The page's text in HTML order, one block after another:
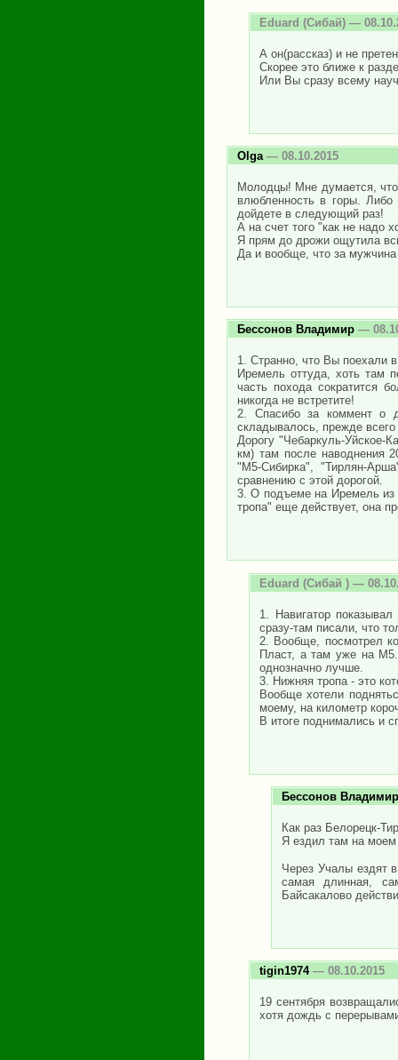
Eduard (Сибай) —
А он(рассказ) и не
Скорее это ближе к
Или Вы сразу всему
Olga — 08.10.2015
Молодцы! Мне думается, что
влюбленность в горы.
дойдете в следующий раз!
А на счет того "как не надо
Я прям до дрожи ощутила
Да и вообще, что за мужчина
Бессонов Владимир —
1. Странно, что Вы поехали
Иремель оттуда, хоть там
часть похода сократится
никогда не встретите!
2. Спасибо за коммент о
складывалось, прежде
Дорогу "Чебаркуль-Уйское-
км) там после наводнения
"М5-Сибирка", "Тирлян-
сравнению с этой дорогой.
3. О подъеме на Иремель
тропа" еще действует, она
Eduard (Сибай ) —
1. Навигатор
сразу-там писали, что
2. Вообще, посмотрел
Пласт, а там уже на
однозначно лучше.
3. Нижняя тропа - это
Вообще хотели
моему, на километр
В итоге поднимались и
Бессонов Владимир
Как раз Белорецк-
Я ездил там на
Через Учалы ездят
самая длинная,
Байсакалово
tigin1974— 08.10.2015
19 сентября
хотя дождь с